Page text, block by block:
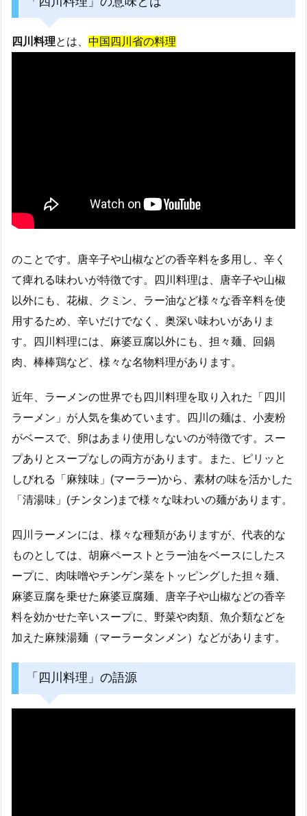
四川料理とは、 中国四川省の料理
のことです。唐辛子や山椒などの香辛料を多用し、辛く
て痺れる味わいが特徴です。四川料理は、唐辛子や山椒
以外にも、花椒、クミン、ラー油など様々な香辛料を使
用するため、辛いだけでなく、奥深い味わいがありま
す。四川料理には、麻婆豆腐以外にも、担々麺、回鍋
肉、棒棒鶏など、様々な名物料理があります。
近年、ラーメンの世界でも四川料理を取り入れた「四川
ラーメン」が人気を集めています。四川の麺は、小麦粉
がベースで、卵はあまり使用しないのが特徴です。スー
プありとスープなしの両方があります。また、ピリッと
しびれる「麻辣味」(マーラー)から、素材の味を活かした
「清湯味」(チンタン)まで様々な味わいの麺があります。
四川ラーメンには、様々な種類がありますが、代表的な
ものとしては、胡麻ペーストとラー油をベースにしたス
ープに、肉味噌やチンゲン菜をトッピングした担々麺、
麻婆豆腐を乗せた麻婆豆腐麺、唐辛子や山椒などの香辛
料を効かせた辛いスープに、野菜や肉類、魚介類などを
加えた麻辣湯麺（マーラータンメン）などがあります。
「四川料理」の語源